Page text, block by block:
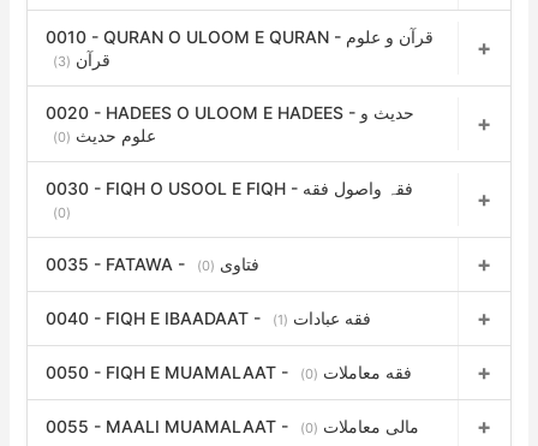
:
0010 - QURAN O ULOOM E QURAN - قرآن و علوم
قرآن (3)
0020 - HADEES O ULOOM E HADEES - حدیث و
علوم حدیث (0)
0030 - FIQH O USOOL E FIQH - فقہ واصول فقه
(0)
0035 - FATAWA - فتاوی (0)
0040 - FIQH E IBAADAAT - فقه عبادات (1)
0050 - FIQH E MUAMALAAT - فقه معاملات (0)
0055 - MAALI MUAMALAAT - مالی معاملات (0)